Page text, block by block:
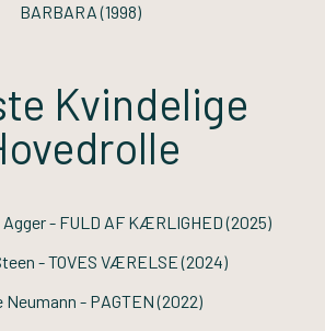
BARBARA(1998)
Kvindelige
- FULD AF KÆRLIGHED(2025)
-TOVES VÆRELSE(2024)
Neumann - PAGTEN(2022)